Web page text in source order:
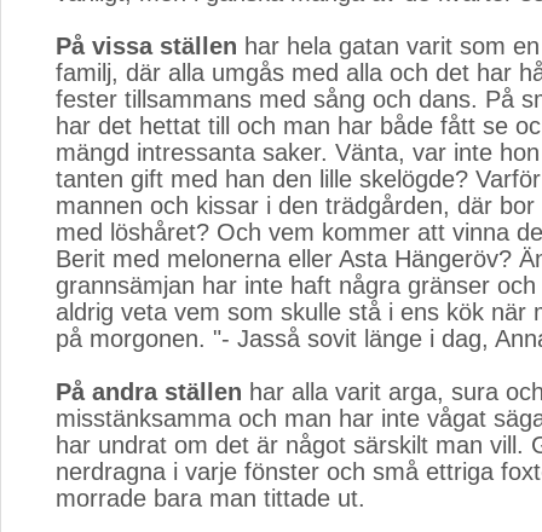
På vissa ställen har hela gatan varit som
familj, där alla umgås med alla och det har
fester tillsammans med sång och dans. På
har det hettat till och man har både fått se
mängd intressanta saker. Vänta, var inte
tanten gift med han den lille skelögde?
mannen och kissar i den trädgården, där bor
med löshåret? Och vem kommer att vinna
Berit med melonerna eller Asta Hängeröv?
grannsämjan har inte haft några gränser
aldrig veta vem som skulle stå i ens kök när
på morgonen. "- Jasså sovit länge i dag,
På andra ställen har alla varit arga, sura
misstänksamma och man har inte vågat
har undrat om det är något särskilt man vill.
nerdragna i varje fönster och små ettriga
morrade bara man tittade ut.